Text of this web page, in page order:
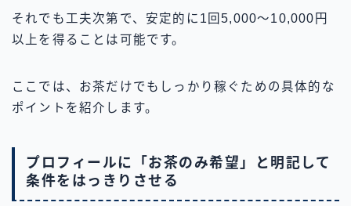
それでも工夫次第で、安定的に1回5,000〜10,000円
以上を得ることは可能です。
ここでは、お茶だけでもしっかり稼ぐための具体的な
ポイントを紹介します。
プロフィールに「お茶のみ希望」と明記して
条件をはっきりさせる